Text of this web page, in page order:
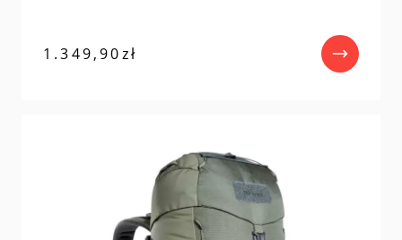
1.349,90zł